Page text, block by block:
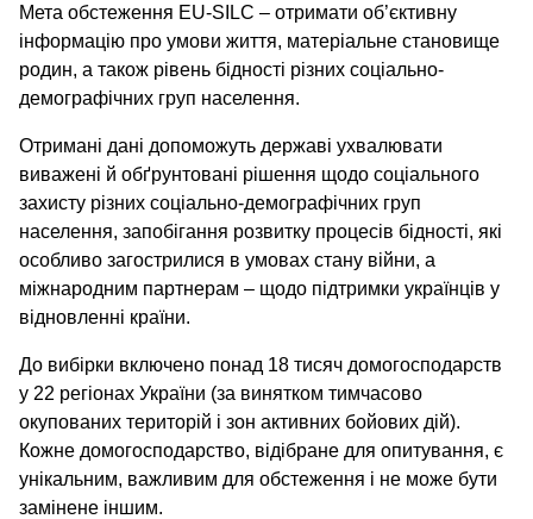
Мета обстеження EU-SILC – отримати об’єктивну
інформацію про умови життя, матеріальне становище
родин, а також рівень бідності різних соціально-
демографічних груп населення.
Отримані дані допоможуть державі ухвалювати
виважені й обґрунтовані рішення щодо соціального
захисту різних соціально-демографічних груп
населення, запобігання розвитку процесів бідності, які
особливо загострилися в умовах стану війни, а
міжнародним партнерам – щодо підтримки українців у
відновленні країни.
До вибірки включено понад 18 тисяч домогосподарств
у 22 регіонах України (за винятком тимчасово
окупованих територій і зон активних бойових дій).
Кожне домогосподарство, відібране для опитування, є
унікальним, важливим для обстеження і не може бути
замінене іншим.